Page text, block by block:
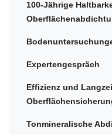
100-Jährige
Expertengespräch
Effizienz und
Tonmineralische